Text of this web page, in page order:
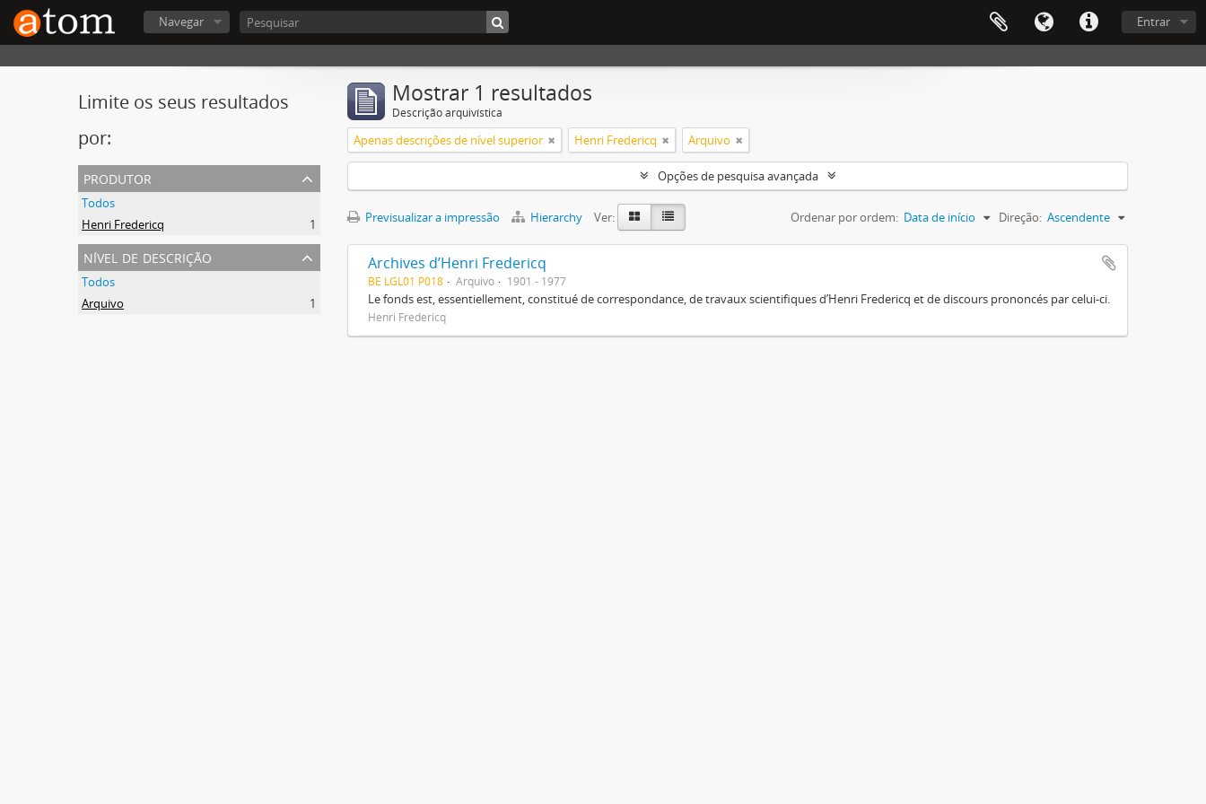
Entrar
Navegar
Limite os seus resultados
por:
produtor
Todos
Henri Fredericq
1
nível de descrição
Todos
Arquivo
1
Mostrar 1 resultados
Descrição arquivística
Apenas descrições de nível superior Henri Fredericq Arquivo
Opções de pesquisa avançada
Previsualizar a impressão Hierarchy Ver: Ordenar por ordem: Data de início Direção: Ascendente
Archives d’Henri Fredericq
BE LGL01 P018 Arquivo 1901 - 1977
Le fonds est, essentiellement, constitué de correspondance, de travaux scientifiques d’Henri Fredericq et de discours prononcés par celui-ci.
Henri Fredericq